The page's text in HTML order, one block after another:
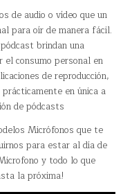
de audio o vídeo que un
para oír de manera fácil.
brindan una
el consumo personal en
de reproducción,
en única a
de pódcasts
Micrófonos que te
para estar al día de
y todo lo que
la próxima!